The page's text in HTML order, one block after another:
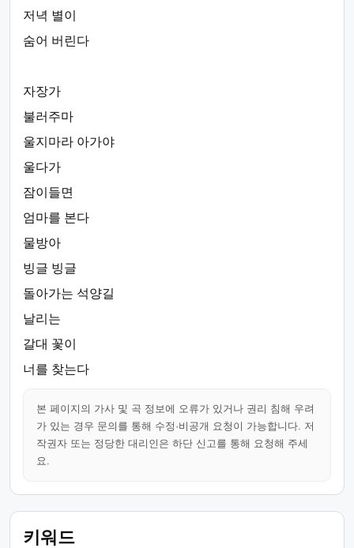
저녁 별이
숨어 버린다
자장가
불러주마
울지마라 아가야
울다가
잠이들면
엄마를 본다
물방아
빙글 빙글
돌아가는 석양길
날리는
갈대 꽃이
너를 찾는다
본 페이지의 가사 및 곡 정보에 오류가 있거나 권리 침해 우려
가 있는 경우 문의를 통해 수정·비공개 요청이 가능합니다. 저
작권자 또는 정당한 대리인은 하단 신고를 통해 요청해 주세
요.
키워드